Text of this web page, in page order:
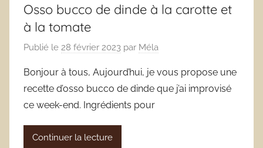
Osso bucco de dinde à la carotte et
à la tomate
Publié le 28 février 2023 par Méla
Bonjour à tous, Aujourd’hui, je vous propose une
recette d’osso bucco de dinde que j’ai improvisé
ce week-end. Ingrédients pour
Continuer la lecture